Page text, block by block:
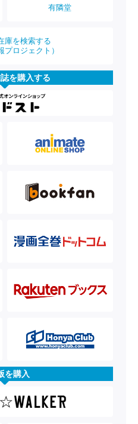
有隣堂
庫を検索する
プロジェクト）
を購入する
を購入